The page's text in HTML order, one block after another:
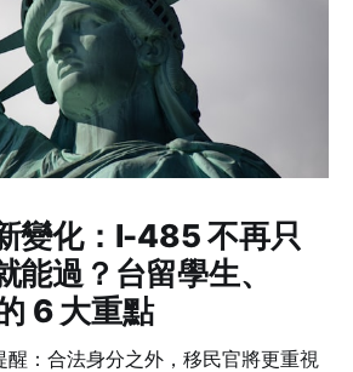
變化：I-485 不再只
能過？台留學生、
6 大重點
醒：合法身分之外，移民官將更重視